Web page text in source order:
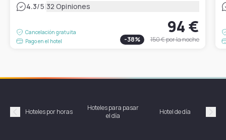
4.3/5|32 Opiniones
Cancelación gratuita
Pago en el hotel
94 €
-38% 150 €por la noche
Précédent
Hoteles por horas
Hoteles para pasar
el día
Hotel de día